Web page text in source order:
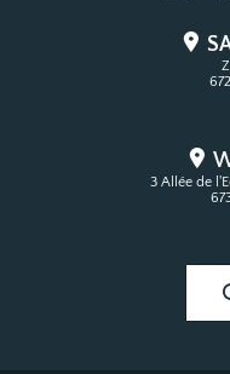
3 Allée de